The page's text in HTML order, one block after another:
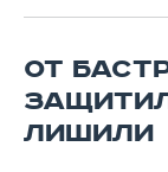
ОТКРЫТАЯ
БАСКЕТБОЛ
СПРАВОЧНИК
ОТ
ЛИШИЛИ